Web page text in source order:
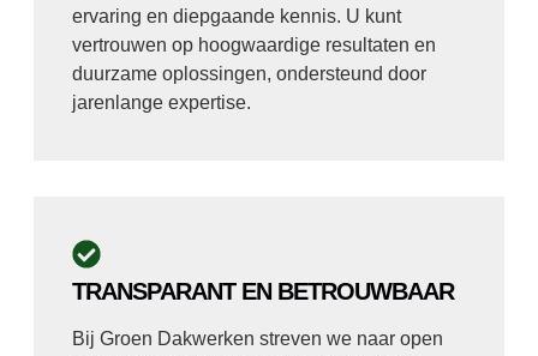
ervaring en diepgaande kennis. U kunt
vertrouwen op hoogwaardige resultaten en
duurzame oplossingen, ondersteund door
jarenlange expertise.
TRANSPARANT EN BETROUWBAAR
Bij Groen Dakwerken streven we naar open